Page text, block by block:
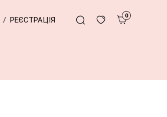
/ РЕЄСТРАЦІЯ 0